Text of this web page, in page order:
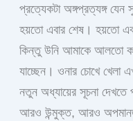
প্রত্যেকটা অঙ্গপ্রত্যঙ্গ
হয়তো এবার শেষ। হয়তো
কিন্তু উনি আমাকে আলতো করে
যাচ্ছেন। ওনার চোখে
নতুন অধ্যায়ের সূচনা দেখতে
আরও উন্মুক্ত, আরও